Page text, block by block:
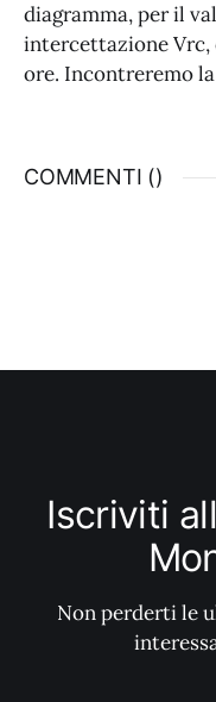
diagramma, per il
intercettazione Vrc,
ore. Incontreremo la
COMMENTI ()
Iscriviti
Non perderti le